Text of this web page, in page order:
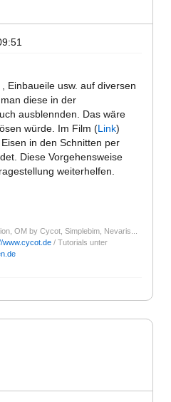
Einbaueile usw. auf diversen
diese in der
ausblennden. Das wäre
würde. Im Film (Link)
in den Schnitten per
Diese Vorgehensweise
weiterhelfen.
OM by Cycot, Simplebim, Nevaris...
www.cycot.de / Tutorials unter